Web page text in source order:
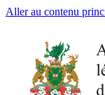
Aller au contenu